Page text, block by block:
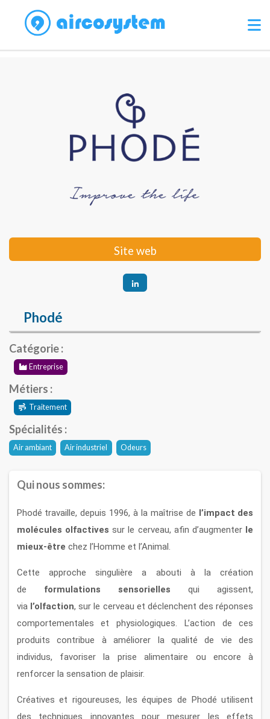
Site web
Phodé
Catégorie :
Entreprise
Métiers :
Traitement
Spécialités :
Air ambiant Air industriel Odeurs
Qui nous sommes:
Phodé travaille, depuis 1996, à la maîtrise de l’impact des
molécules olfactives sur le cerveau, afin d’augmenter le
mieux-être chez l’Homme et l’Animal.
Cette approche singulière a abouti à la création
de formulations sensorielles qui agissent,
via l’olfaction, sur le cerveau et déclenchent des réponses
comportementales et physiologiques. L’action de ces
produits contribue à améliorer la qualité de vie des
individus, favoriser la prise alimentaire ou encore à
renforcer la sensation de plaisir.
Créatives et rigoureuses, les équipes de Phodé utilisent
des techniques innovantes pour mesurer les effets